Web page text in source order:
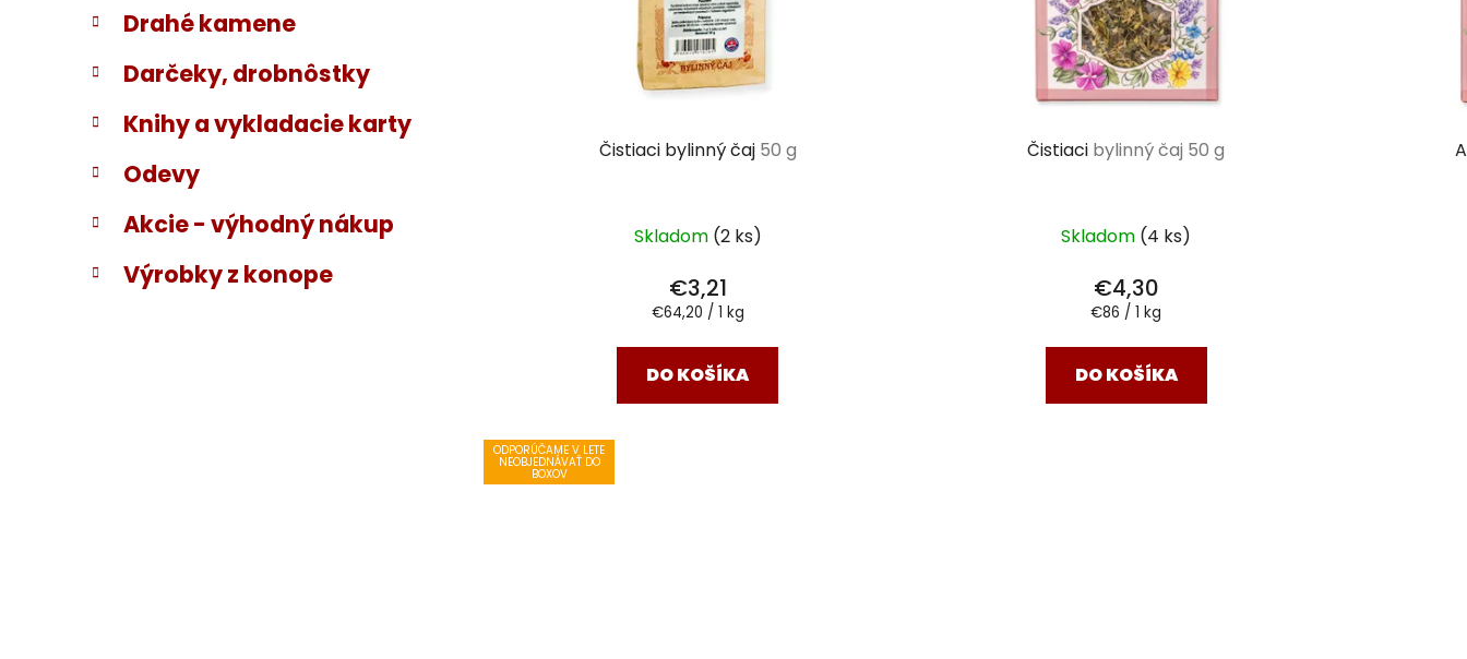
Drahé kamene
Darčeky, drobnôstky
Knihy a vykladacie karty
Odevy
Akcie - výhodný nákup
Výrobky z konope
Čistiaci bylinný čaj 50 g
Skladom (2 ks)
€3,21
Jednotková
€64,20 / 1 kg
DO KOŠÍKA
Čistiaci bylinný čaj 50 g
Skladom (4 ks)
€4,30
Jednotková
€86 / 1 kg
DO KOŠÍKA
ODPORÚČAME V LETE
NEOBJEDNÁVAŤ DO
BOXOV